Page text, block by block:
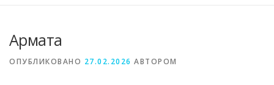
МЕТАЛЛЫ И ОКРУЖАЮЩАЯ СРЕДА
Армата
ОПУБЛИКОВАНО 27.02.2026 АВТОРОМ